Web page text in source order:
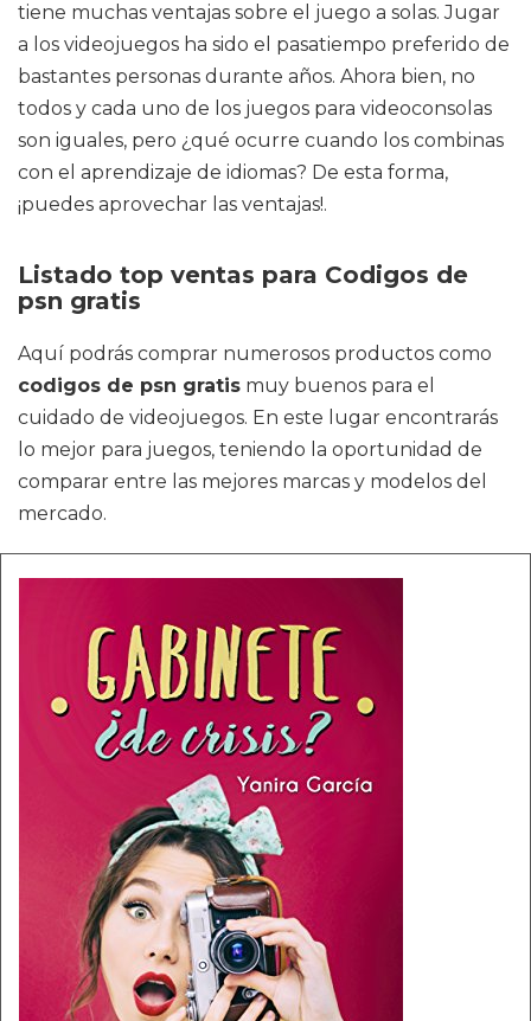
tiene muchas ventajas sobre el juego a solas. Jugar
a los videojuegos ha sido el pasatiempo preferido de
bastantes personas durante años. Ahora bien, no
todos y cada uno de los juegos para videoconsolas
son iguales, pero ¿qué ocurre cuando los combinas
con el aprendizaje de idiomas? De esta forma,
¡puedes aprovechar las ventajas!.
Listado top ventas para Codigos de
psn gratis
Aquí podrás comprar numerosos productos como
codigos de psn gratis muy buenos para el
cuidado de videojuegos. En este lugar encontrarás
lo mejor para juegos, teniendo la oportunidad de
comparar entre las mejores marcas y modelos del
mercado.